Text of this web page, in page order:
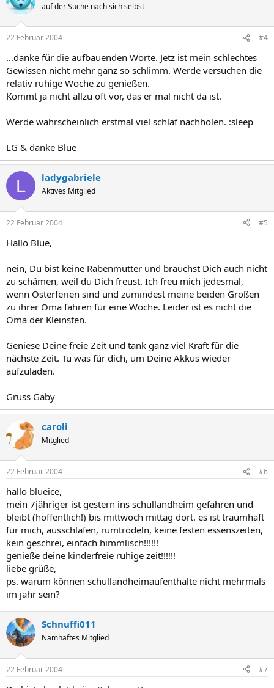
auf der Suche nach sich selbst
22 Februar 2004 #4
...danke für die aufbauenden Worte. Jetz ist mein schlechtes
Gewissen nicht mehr ganz so schlimm. Werde versuchen die
relativ ruhige Woche zu genießen.
Kommt ja nicht allzu oft vor, das er mal nicht da ist.
Werde wahrscheinlich erstmal viel schlaf nachholen. :sleep
LG & danke Blue
L ladygabriele
Aktives Mitglied
22 Februar 2004 #5
Hallo Blue,
nein, Du bist keine Rabenmutter und brauchst Dich auch nicht
zu schämen, weil du Dich freust. Ich freu mich jedesmal,
wenn Osterferien sind und zumindest meine beiden Großen
zu ihrer Oma fahren für eine Woche. Leider ist es nicht die
Oma der Kleinsten.
Geniese Deine freie Zeit und tank ganz viel Kraft für die
nächste Zeit. Tu was für dich, um Deine Akkus wieder
aufzuladen.
Gruss Gaby
caroli
Mitglied
22 Februar 2004 #6
hallo blueice,
mein 7jähriger ist gestern ins schullandheim gefahren und
bleibt (hoffentlich!) bis mittwoch mittag dort. es ist traumhaft
für mich, ausschlafen, rumtrödeln, keine festen essenszeiten,
kein geschrei, einfach himmlisch!!!!!!
genieße deine kinderfreie ruhige zeit!!!!!!
liebe grüße,
ps. warum können schullandheimaufenthalte nicht mehrmals
im jahr sein?
Schnuffi011
Namhaftes Mitglied
22 Februar 2004 #7